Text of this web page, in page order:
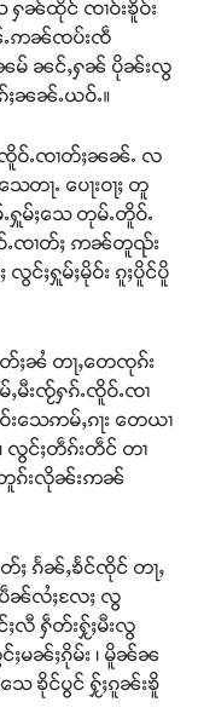
ႁၼ်ထိုင် ၸၢဝ်းၶိူဝ်း
ၼ်ႉဢၼ်ၸပ်းၸဵ
းၼမ် ၼင်ႇႁၼ် ပိုၼ်းလွ
ႈၼၼ်ႉယဝ်ႉ။
ဝ်ႉၸၢတ်ႈၼၼ်ႉ လ
တႃႉ ပေႃးဝႃႈ တူ
မ်ႈသေ တုမ်ႉတိူဝ်ႉ
ဝ်ႉၸၢတ်ႈ ဢၼ်တူၺ်း
ႈႁူမ်ႈမိုဝ်း ၵူႈပိူင်ပိူ
တ်ႈၼႆ တႃႇတေၸုၵ်း
မီးၸႂ်ႁၵ်ႉၸိူဝ်ႉၸၢ
သေဢမ်ႇၵႃး တေယၢ
လွင်ႈတဵၵ်းတဵင် တၢ
ႇတူၵ်းလိုၼ်းဢၼ်
တ်ႈ ၵႅၼ်ႇၶႅင်ၸိုင် တႃႇ
ပဵၼ်လႆႈလႄႈ လွ
လီ ႁဵတ်းႁႂ်ႈမီးလွ
ႈမၼ်ႈၵိုမ်း ၊ မိူၼ်ၼ
ေ ၶိုင်ပွင် ႁႂ်ႈၵူၼ်းၶိူ